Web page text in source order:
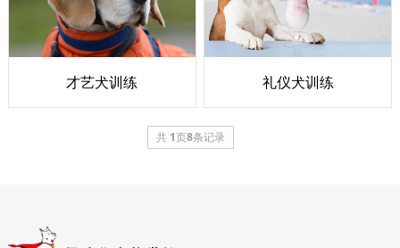
才艺犬训练 礼仪犬训练
共 1页8条记录